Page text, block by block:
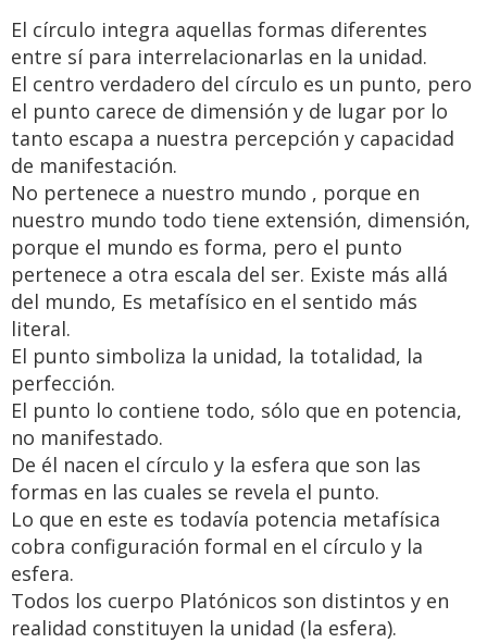
El círculo integra aquellas formas diferentes
entre sí para interrelacionarlas en la unidad.
El centro verdadero del círculo es un punto, pero
el punto carece de dimensión y de lugar por lo
tanto escapa a nuestra percepción y capacidad
de manifestación.
No pertenece a nuestro mundo , porque en
nuestro mundo todo tiene extensión, dimensión,
porque el mundo es forma, pero el punto
pertenece a otra escala del ser. Existe más allá
del mundo, Es metafísico en el sentido más
literal.
El punto simboliza la unidad, la totalidad, la
perfección.
El punto lo contiene todo, sólo que en potencia,
no manifestado.
De él nacen el círculo y la esfera que son las
formas en las cuales se revela el punto.
Lo que en este es todavía potencia metafísica
cobra configuración formal en el círculo y la
esfera.
Todos los cuerpo Platónicos son distintos y en
realidad constituyen la unidad (la esfera).